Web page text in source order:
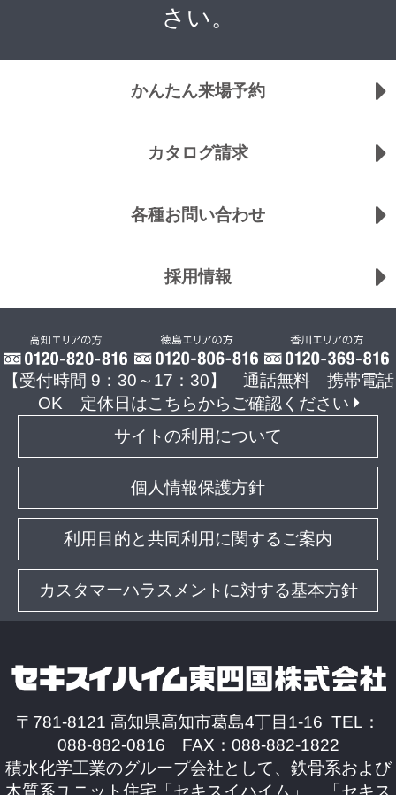
さい。
かんたん来場予約
カタログ請求
各種お問い合わせ
採用情報
【受付時間 9：30～17：30】 通話無料 携帯電話
OK
定休日はこちらからご確認ください
サイトの利用について
個人情報保護方針
利用目的と共同利用に関するご案内
カスタマーハラスメントに対する基本方針
〒781-8121 高知県高知市葛島4丁目1-16 TEL：
088-882-0816 FAX：088-882-1822
積水化学工業のグループ会社として、鉄骨系および
木質系ユニット住宅「セキスイハイム」、「セキス